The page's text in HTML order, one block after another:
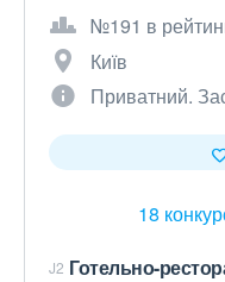
№191 в
Київ
Приватний.
18
J2 Готельно-